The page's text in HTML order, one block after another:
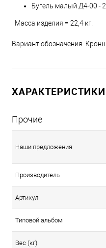
Бугель малый Д4-00 -
Масса изделия = 22,4 кг.
Вариант обозначения:
Прочие
Наши предложения
Производитель
Артикул
Типовой альбом
Вес (кг)